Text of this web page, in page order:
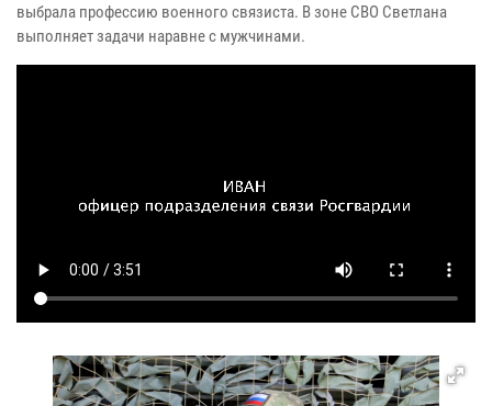
выбрала профессию военного связиста. В зоне СВО Светлана
выполняет задачи наравне с мужчинами.